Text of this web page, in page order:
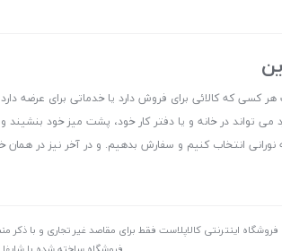
کسی که کالائی برای فروش دارد یا خدماتی برای عرضه
می تواند در خانه و یا دفتر کار خود، پشت میز خود
انتخاب کنیم و سفارش بدهیم. و در آخر نیز در همان
فروشگاه اینترنتی کالاپلاست فقط برای مقاصد غیر تجاری و با